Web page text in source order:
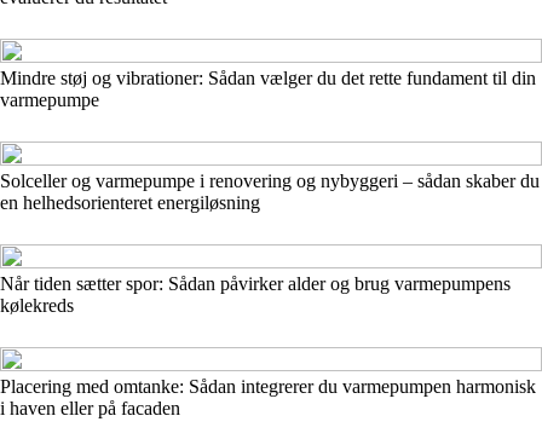
Mindre støj og vibrationer: Sådan vælger du det rette fundament til din
varmepumpe
Solceller og varmepumpe i renovering og nybyggeri – sådan skaber du
en helhedsorienteret energiløsning
Når tiden sætter spor: Sådan påvirker alder og brug varmepumpens
kølekreds
Placering med omtanke: Sådan integrerer du varmepumpen harmonisk
i haven eller på facaden